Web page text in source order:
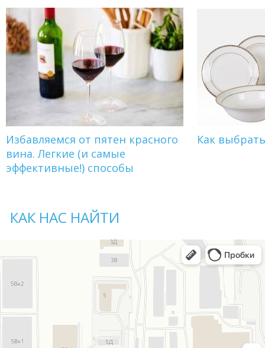
Избавляемся от пятен красного
вина. Легкие (и самые
эффективные!) способы
Как
КАК НАС НАЙТИ